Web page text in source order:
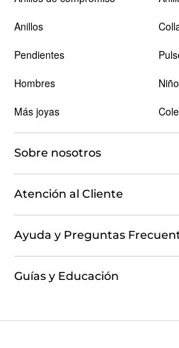
Anillos
Pendientes
Hombres
Más joyas
Sobre nosotros
Atención al Cliente
Ayuda y Preguntas
Guías y Educación